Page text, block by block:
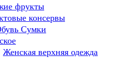
фрукты
консервы
Сумки
Женская верхняя одежда